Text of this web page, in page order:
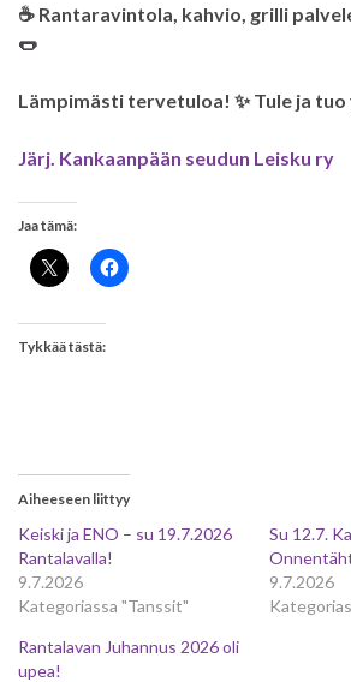
☕ Rantaravintola, kahvio, grilli
🌭
Lämpimästi tervetuloa! ✨ Tule ja
Järj. Kankaanpään seudun Leisku ry
Jaa tämä:
Tykkää tästä:
Aiheeseen liittyy
Keiski ja ENO – su 19.7.2026
Rantalavalla!
9.7.2026
Kategoriassa "Tanssit"
Su 12.7.
9.7.2026
Rantalavan Juhannus 2026 oli
upea!